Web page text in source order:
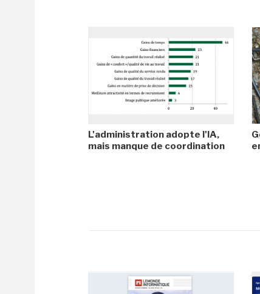
L'administration adopte l'IA,
mais manque de coordination